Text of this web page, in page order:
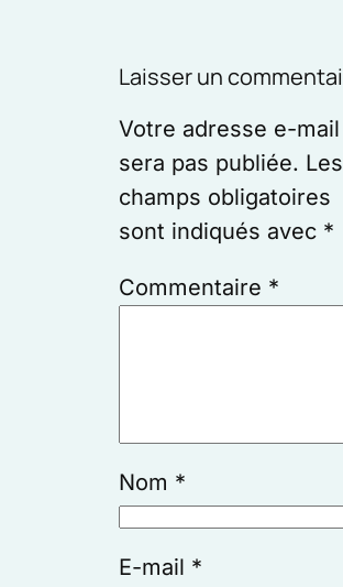
Laisser un
Votre adresse e-
sera pas publiée. Les
champs obligatoires
sont indiqués avec *
Commentaire *
Nom *
E-mail *